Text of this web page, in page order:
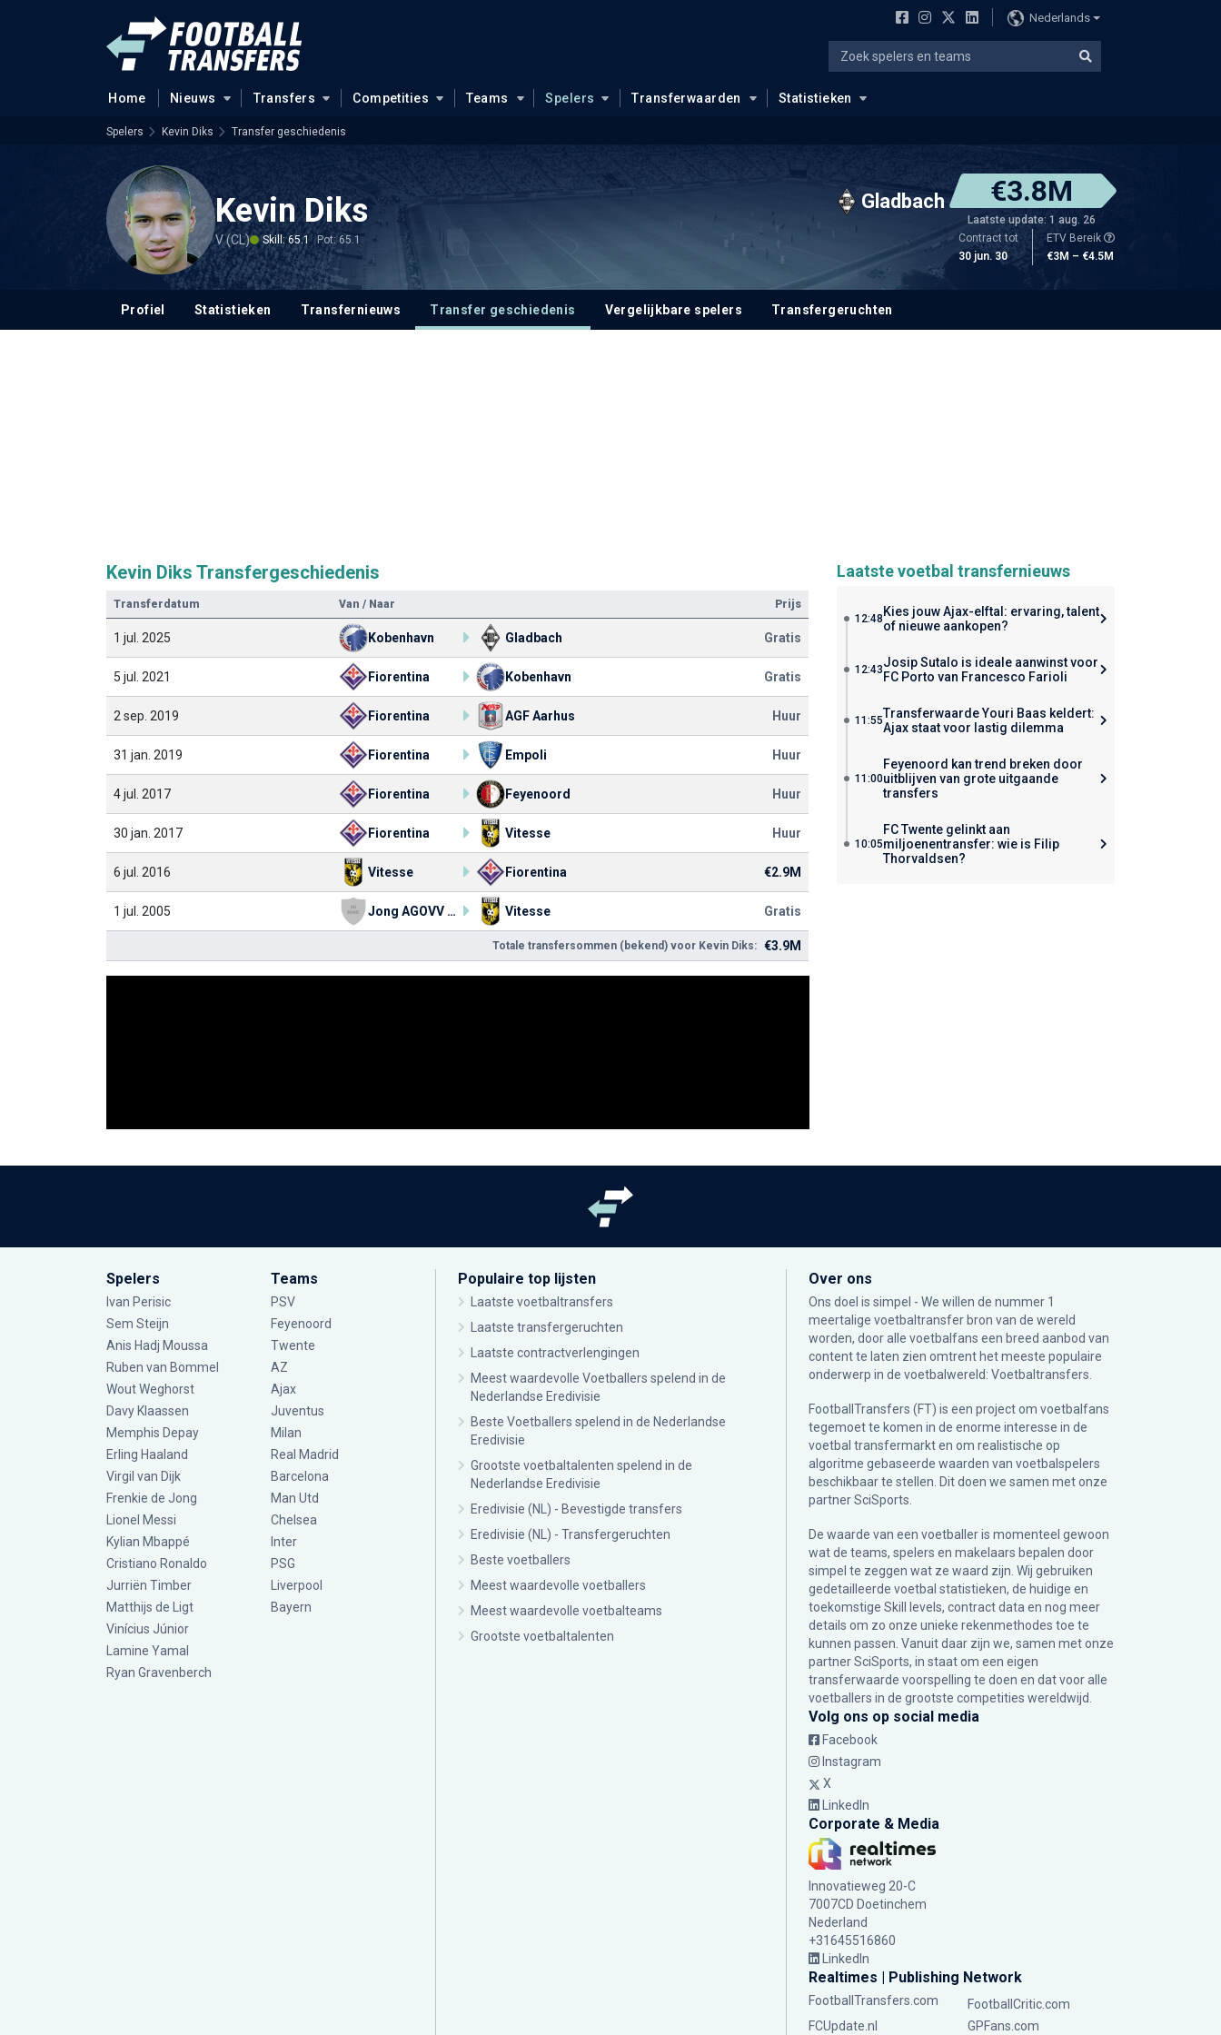
Nederlands
Home Nieuws Transfers Competities Teams Spelers Transferwaarden Statistieken
Spelers Kevin Diks Transfer geschiedenis
Kevin Diks
V (CL) Skill: 65.1 Pot: 65.1
Gladbach €3.8M
Laatste update: 1 aug. 26
Contract tot
30 jun. 30
ETV Bereik
€3M – €4.5M
Profiel Statistieken Transfernieuws Transfer geschiedenis Vergelijkbare spelers Transfergeruchten
Kevin Diks Transfergeschiedenis
Transferdatum Van / Naar Prijs
1 jul. 2025 Kobenhavn Gladbach Gratis
5 jul. 2021 Fiorentina Kobenhavn Gratis
2 sep. 2019 Fiorentina AGF Aarhus Huur
31 jan. 2019 Fiorentina Empoli Huur
4 jul. 2017 Fiorentina Feyenoord Huur
30 jan. 2017 Fiorentina Vitesse Huur
6 jul. 2016 Vitesse Fiorentina €2.9M
1 jul. 2005 Jong AGOVV Apeldoorn Vitesse Gratis
Totale transfersommen (bekend) voor Kevin Diks: €3.9M
Laatste voetbal transfernieuws
12:48 Kies jouw Ajax-elftal: ervaring, talent
of nieuwe aankopen?
12:43Josip Sutalo is ideale aanwinst voor
FC Porto van Francesco Farioli
11:55Transferwaarde Youri Baas keldert:
Ajax staat voor lastig dilemma
11:00
Feyenoord kan trend breken door
uitblijven van grote uitgaande
transfers
10:05
FC Twente gelinkt aan
miljoenentransfer: wie is Filip
Thorvaldsen?
Spelers
Ivan Perisic
Sem Steijn
Anis Hadj Moussa
Ruben van Bommel
Wout Weghorst
Davy Klaassen
Memphis Depay
Erling Haaland
Virgil van Dijk
Frenkie de Jong
Lionel Messi
Kylian Mbappé
Cristiano Ronaldo
Jurriën Timber
Matthijs de Ligt
Vinícius Júnior
Lamine Yamal
Ryan Gravenberch
Teams
PSV
Feyenoord
Twente
AZ
Ajax
Juventus
Milan
Real Madrid
Barcelona
Man Utd
Chelsea
Inter
PSG
Liverpool
Bayern
Populaire top lijsten
Laatste voetbaltransfers
Laatste transfergeruchten
Laatste contractverlengingen
Meest waardevolle Voetballers spelend in de
Nederlandse Eredivisie
Beste Voetballers spelend in de Nederlandse
Eredivisie
Grootste voetbaltalenten spelend in de
Nederlandse Eredivisie
Eredivisie (NL) - Bevestigde transfers
Eredivisie (NL) - Transfergeruchten
Beste voetballers
Meest waardevolle voetballers
Meest waardevolle voetbalteams
Grootste voetbaltalenten
Over ons
Ons doel is simpel - We willen de nummer 1
meertalige voetbaltransfer bron van de wereld
worden, door alle voetbalfans een breed aanbod van
content te laten zien omtrent het meeste populaire
onderwerp in de voetbalwereld: Voetbaltransfers.
FootballTransfers (FT) is een project om voetbalfans
tegemoet te komen in de enorme interesse in de
voetbal transfermarkt en om realistische op
algoritme gebaseerde waarden van voetbalspelers
beschikbaar te stellen. Dit doen we samen met onze
partnerSciSports
De waarde van een voetballer is momenteel gewoon
wat de teams, spelers en makelaars bepalen door
simpel te zeggen wat ze waard zijn. Wij gebruiken
gedetailleerde voetbal statistieken, de huidige en
toekomstige Skill levels, contract data en nog meer
details om zo onze unieke rekenmethodes toe te
kunnen passen. Vanuit daar zijn we, samen met onze
partner SciSports, in staat om een eigen
transferwaarde voorspelling te doen en dat voor alle
voetballers in de grootste competities wereldwijd.
Volg ons op social media
Facebook
Instagram
X
LinkedIn
Corporate & Media
Innovatieweg 20-C
7007CD Doetinchem
Nederland
+31645516860
LinkedIn
Realtimes | Publishing Network
FootballTransfers.com
FootballCritic.com
FCUpdate.nl
GPFans.com